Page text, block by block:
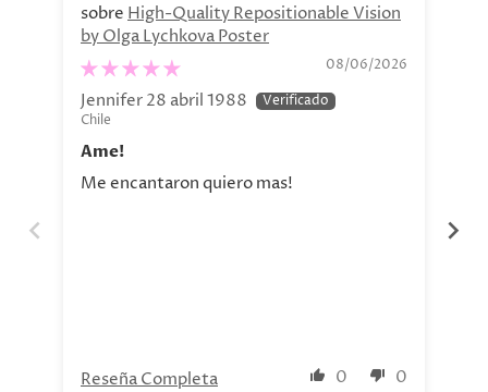
High-Quality Repositionable Vision
by Olga Lychkova Poster
08/06/2026
Jennifer 28 abril 1988
Chile
Ame!
Me encantaron quiero mas!
0 0
Reseña Completa